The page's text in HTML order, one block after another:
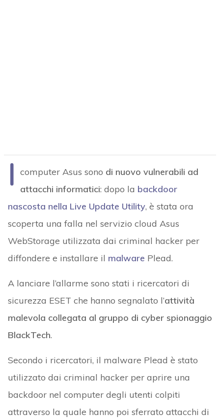
I computer Asus sono di nuovo vulnerabili ad
attacchi informatici: dopo la backdoor
nascosta nella Live Update Utility, è stata ora
scoperta una falla nel servizio cloud Asus
WebStorage utilizzata dai criminal hacker per
diffondere e installare il malware Plead.
A lanciare l’allarme sono stati i ricercatori di
sicurezza ESET che hanno segnalato l’attività
malevola collegata al gruppo di cyber spionaggio
BlackTech.
Secondo i ricercatori, il malware Plead è stato
utilizzato dai criminal hacker per aprire una
backdoor nel computer degli utenti colpiti
attraverso la quale hanno poi sferrato attacchi di